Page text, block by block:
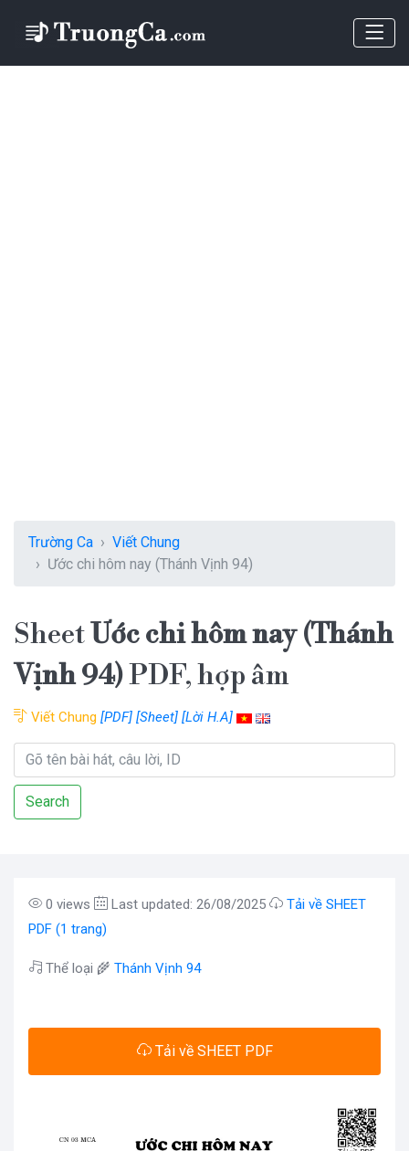
Trường Ca
Viết Chung
Ước chi hôm nay (Thánh Vịnh 94)
SheetƯớc chi hôm nay (Thánh
Vịnh 94)PDF, hợp âm
Viết Chung [PDF] [Sheet] [Lời H.A]
Search
0 views Last updated: 26/08/2025
Tải về SHEET
PDF (1 trang)
Thể loại 🌾 Thánh Vịnh 94
Tải về SHEET PDF